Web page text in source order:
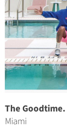
The Goodtime.
Miami